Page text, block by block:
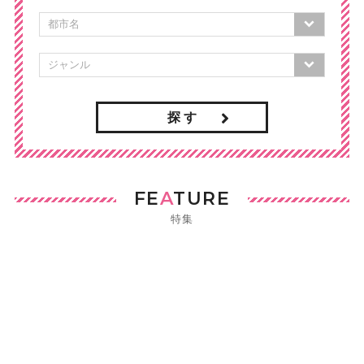
探 す
FEATURE
特集